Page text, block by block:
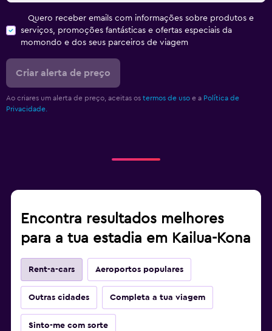
Quero receber emails com informações sobre produtos e
serviços, promoções fantásticas e ofertas especiais da
momondo e dos seus parceiros de viagem
Criar alerta de preço
Ao criares um alerta de preço, aceitas os termos de uso e a Política de
Privacidade.
Encontra resultados melhores
para a tua estadia em Kailua-Kona
Rent-a-cars Aeroportos populares
Outras cidades Completa a tua viagem
Sinto-me com sorte